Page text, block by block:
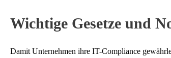
Wichtige Gesetze und
Damit Unternehmen ihre IT-Compliance